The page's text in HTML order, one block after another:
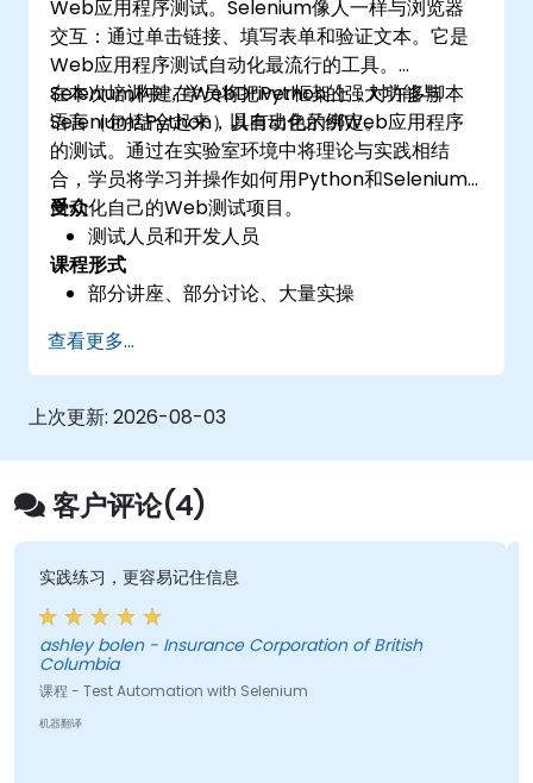
Web应用程序测试。Selenium像人一样与浏览器
交互：通过单击链接、填写表单和验证文本。它是
Web应用程序测试自动化最流行的工具。
Selenium构建在WebDriver框架上，对许多脚本
语言（包括Python）具有出色的绑定。
在本次培训中，学员将把Python的强大功能与
Selenium结合起来，以自动化示例Web应用程序
的测试。通过在实验室环境中将理论与实践相结
合，学员将学习并操作如何用Python和Selenium
自动化自己的Web测试项目。
受众
测试人员和开发人员
课程形式
部分讲座、部分讨论、大量实操
查看更多...
上次更新: 2026-08-03
客户评论(4)
实践练习，更容易记住信息
ashley bolen - Insurance Corporation of British
Columbia
课程 - Test Automation with Selenium
机器翻译